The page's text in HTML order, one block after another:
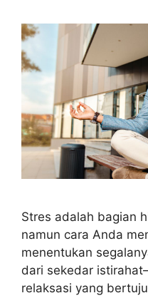
Stres adalah bagian
namun cara Anda
menentukan
dari sekedar
relaksasi yang